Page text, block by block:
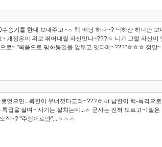
송기를 한대 보내주고~ㅎ 핵-배낭 하나~? 낙하산 하나만
개정은이 위로 뛰어내릴 자신잇나~???ㅎ 니가 그럴 자신이
로~ "복음으로 평화통일을 앞두고 잇다메~???"ㅎㅎㅎ 정말
엇으면...북한이 무너졋다고라~???ㅎ or 남한이 핵-폭격으
급을 살며~ 사기는 잘치는데...ㅎ 군사는 전혀 모르고~! 말
직~? "주뎅이로만"...ㅎㅎㅎ